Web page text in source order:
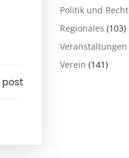
post
Politik und Recht
Regionales (103)
Veranstaltungen
Verein (141)